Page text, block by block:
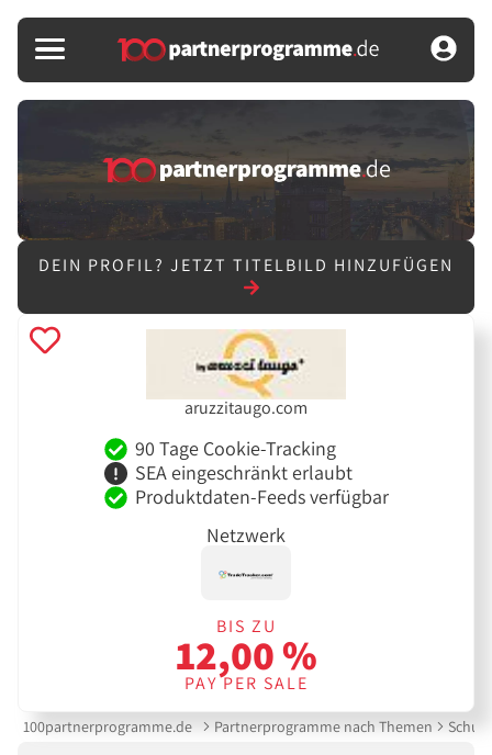
DEIN PROFIL? JETZT TITELBILD HINZUFÜGEN
aruzzitaugo.com
90 Tage Cookie-Tracking
SEA eingeschränkt erlaubt
Produktdaten-Feeds verfügbar
Netzwerk
BIS ZU
12,00 %
PAY PER SALE
100partnerprogramme.de Partnerprogramme nach Themen